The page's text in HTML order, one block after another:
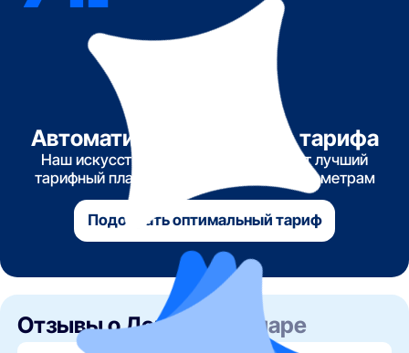
Автоматический подбор тарифа
Наш искусственный интеллект найдет лучший
тарифный план по указанным вами параметрам
Подобрать оптимальный тариф
Отзывы о Дом.ру в Самаре